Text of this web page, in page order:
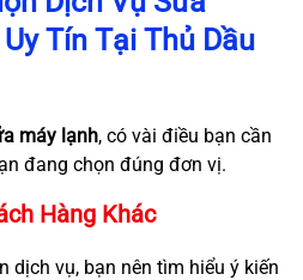
Tín Tại Thủ Dầu
máy lạnh, có vài điều bạn cần
đang chọn đúng đơn vị.
Hàng Khác
dịch vụ, bạn nên tìm hiểu ý kiến